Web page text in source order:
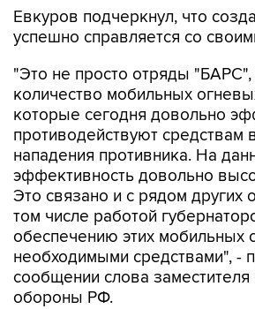
Евкуров подчеркнул, что
успешно справляется со
"Это не просто отряды
количество мобильных
которые сегодня довольно
противодействуют средствам
нападения противника. На
эффективность довольно
Это связано и с рядом других
том числе работой
обеспечению этих мобильных
необходимыми средствами", -
сообщении слова заместителя
обороны РФ.